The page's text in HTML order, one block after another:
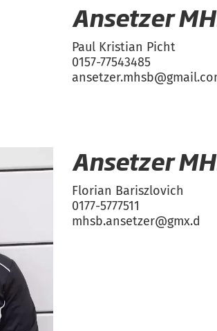
Ansetzer
Paul Kristian Picht
0157-77543485
Ansetzer
Florian Bariszlovich
0177-5777511
mhsb.ansetzer@gmx.d